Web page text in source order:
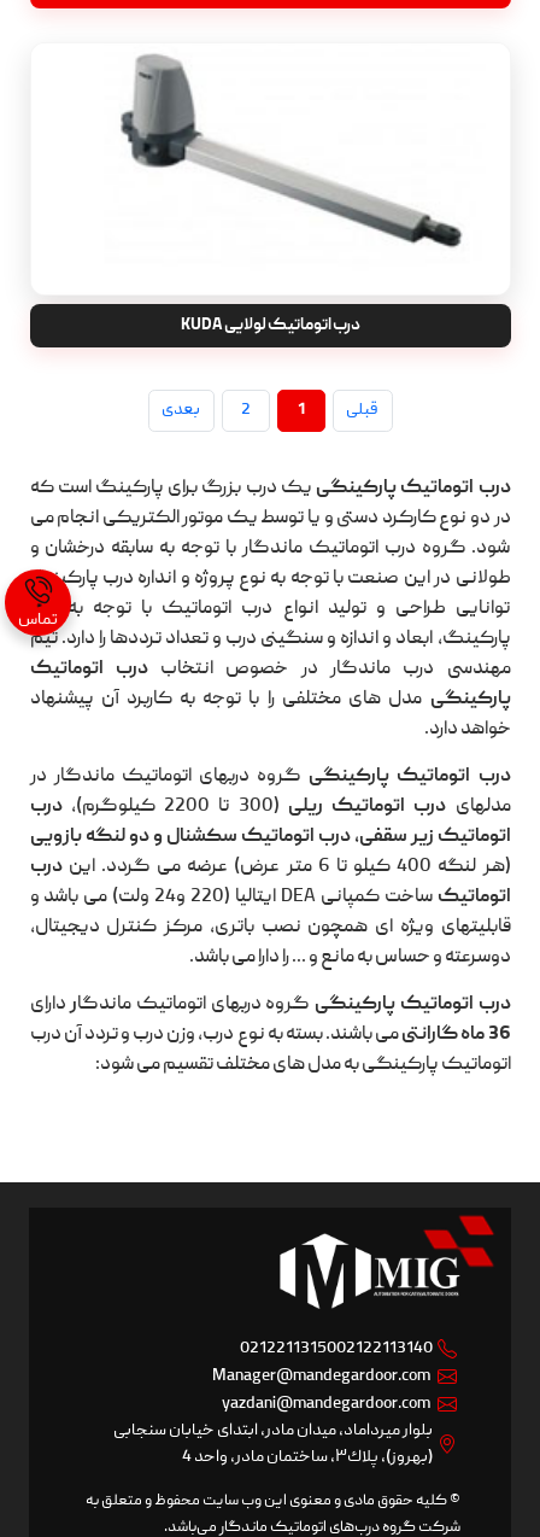
درب اتوماتیک لولایی KUDA
قبلی 1
2 بعدی
درب اتوماتیک پارکینگی یک درب بزرگ برای پارکینگ است که
در دو نوع کارکرد دستی و یا توسط یک موتور الکتریکی انجام می
شود. گروه درب اتوماتیک ماندگار با توجه به سابقه درخشان و
طولانی در این صنعت با توجه به نوع پروژه و انداره درب پارکینگ
توانایی طراحی و تولید انواع درب اتوماتیک با توجه به نوع
پارکینگ، ابعاد و اندازه و سنگینی درب و تعداد ترددها را دارد. تیم
مهندسی درب ماندگار در خصوص انتخابدرب اتوماتیک
پارکینگی مدل های مختلفی را با توجه به کاربرد آن پیشنهاد
خواهد دارد.
درب اتوماتیک پارکینگی گروه دربهای اتوماتیک ماندگار در
مدلهای درب اتوماتیک ریلی (300 تا 2200 کیلوگرم)،
درب
اتوماتیک زیر سقفی، درب اتوماتیک سکشنال و دو لنگه بازویی
(هر لنگه 400 کیلو تا 6 متر عرض) عرضه می گردد. این
درب
اتوماتیکساخت کمپانی DEA
ایتالیا (220 و24 ولت) می باشد و
قابلیتهای ویژه ای همچون نصب باتری، مرکز کنترل دیجیتال،
دوسرعته و حساس به مانع و ... را دارا می باشد.
درب اتوماتیک پارکینگی گروه دربهای اتوماتیک ماندگاردارای
36 ماه گارانتی
می باشند. بسته به نوع درب، وزن درب و تردد آن درب
اتوماتیک پارکینگی به مدل های مختلف تقسیم می شود:
02122113140
02122113150
Manager@mandegardoor.com
yazdani@mandegardoor.com
بلوار ميرداماد، ميدان مادر، ابتدای خيابان سنجابی
(بهروز)، پلاك٣، ساختمان مادر، واحد 4
© کلیه حقوق مادی و معنوی این وب سایت محفوظ و متعلق به
شرکت گروه درب‌های اتوماتیک ماندگار می‌باشد.
تماس